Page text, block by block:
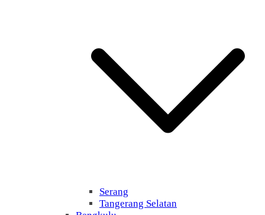
Serang
Tangerang Selatan